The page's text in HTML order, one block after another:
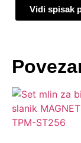
Vidi spisak